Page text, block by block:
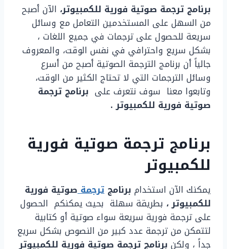
برنامج ترجمة صوتية فورية للكمبيوتر، الآن أصبح
من السهل على المستخدمين التعامل مع وسائل
سريعة للحصول على ترجمات في جميع اللغات ،
بشكل سريع واحترافي في نفس الوقت، والمعروف
جالياً أن برنامج الترجمة الصوتية أصبح من أسرع
وسائل الترجمات التي لا تحتاج الكثير من الوقت،
وتابعوا معنا سوف نتعرف على برنامج ترجمة
صوتية فورية للكمبيوتر .
برنامج ترجمة صوتية فورية
للكمبيوتر
يمكنك الآن استخدام برنامج ترجمةصوتية فورية
للكمبيوتر ، بطريقة سهلة بحيث يمكنكم الحصول
على ترجمة فورية سريعة سواء صوتية أو كتابية
لتتمكن من ترجمة عدد كبير من النصوص بشكل سريع
جداً ، ولكن برنامج ترجمة صوتية فورية للكمبيوتر